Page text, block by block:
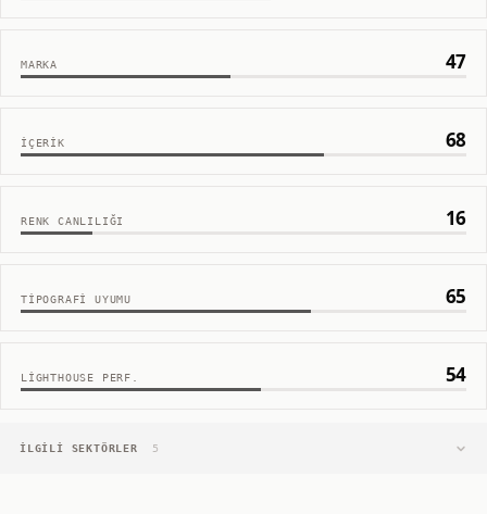
MARKA 47
İÇERIK 68
RENK CANLILIĞI 16
TIPOGRAFI UYUMU 65
LIGHTHOUSE PERF. 54
İLGILI SEKTÖRLER 5